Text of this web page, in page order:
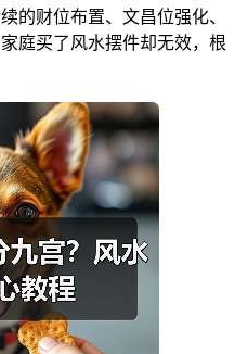
的财位布置、文昌位强化、
庭买了风水摆件却无效，根